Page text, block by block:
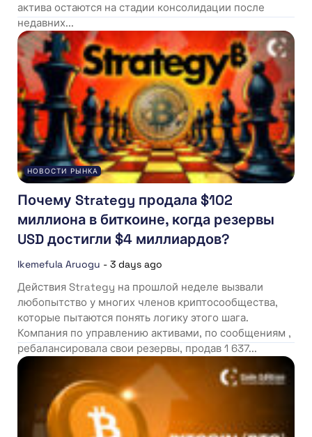
актива остаются на стадии консолидации после
недавних...
НОВОСТИ РЫНКА
Почему Strategy продала $102
миллиона в биткоине, когда резервы
USD достигли $4 миллиардов?
Ikemefula Aruogu - 3 days ago
Действия Strategy на прошлой неделе вызвали
любопытство у многих членов криптосообщества,
которые пытаются понять логику этого шага.
Компания по управлению активами, по сообщениям ,
ребалансировала свои резервы, продав 1 637...